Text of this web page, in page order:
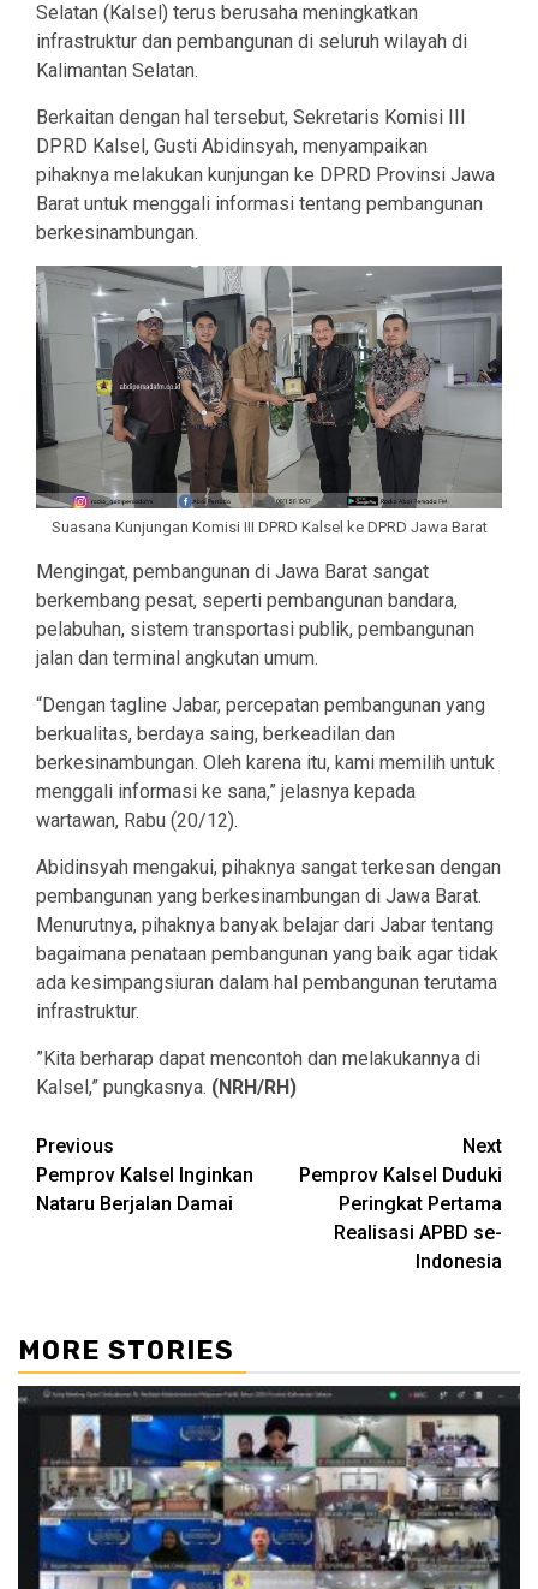
Selatan (Kalsel) terus berusaha meningkatkan
infrastruktur dan pembangunan di seluruh wilayah di
Kalimantan Selatan.
Berkaitan dengan hal tersebut, Sekretaris Komisi III
DPRD Kalsel, Gusti Abidinsyah, menyampaikan
pihaknya melakukan kunjungan ke DPRD Provinsi Jawa
Barat untuk menggali informasi tentang pembangunan
berkesinambungan.
Suasana Kunjungan Komisi III DPRD Kalsel ke DPRD Jawa Barat
Mengingat, pembangunan di Jawa Barat sangat
berkembang pesat, seperti pembangunan bandara,
pelabuhan, sistem transportasi publik, pembangunan
jalan dan terminal angkutan umum.
“Dengan tagline Jabar, percepatan pembangunan yang
berkualitas, berdaya saing, berkeadilan dan
berkesinambungan. Oleh karena itu, kami memilih untuk
menggali informasi ke sana,” jelasnya kepada
wartawan, Rabu (20/12).
Abidinsyah mengakui, pihaknya sangat terkesan dengan
pembangunan yang berkesinambungan di Jawa Barat.
Menurutnya, pihaknya banyak belajar dari Jabar tentang
bagaimana penataan pembangunan yang baik agar tidak
ada kesimpangsiuran dalam hal pembangunan terutama
infrastruktur.
”Kita berharap dapat mencontoh dan melakukannya di
Kalsel,” pungkasnya. (NRH/RH)
Continue
Reading
Previous
Pemprov Kalsel Inginkan
Nataru Berjalan Damai
Next
Pemprov Kalsel Duduki
Peringkat Pertama
Realisasi APBD se-
Indonesia
MORE STORIES